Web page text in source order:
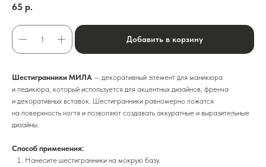
65 р.
Добавить в корзину
Шестигранники МИЛА — декоративный элемент для маникюра
и педикюра, который используется для акцентных дизайнов, френча
и декоративных вставок. Шестигранники равномерно ложатся
на поверхность ногтя и позволяют создавать аккуратные и выразительные
дизайны.
Способ применения:
Нанесите шестигранники на мокрую базу.